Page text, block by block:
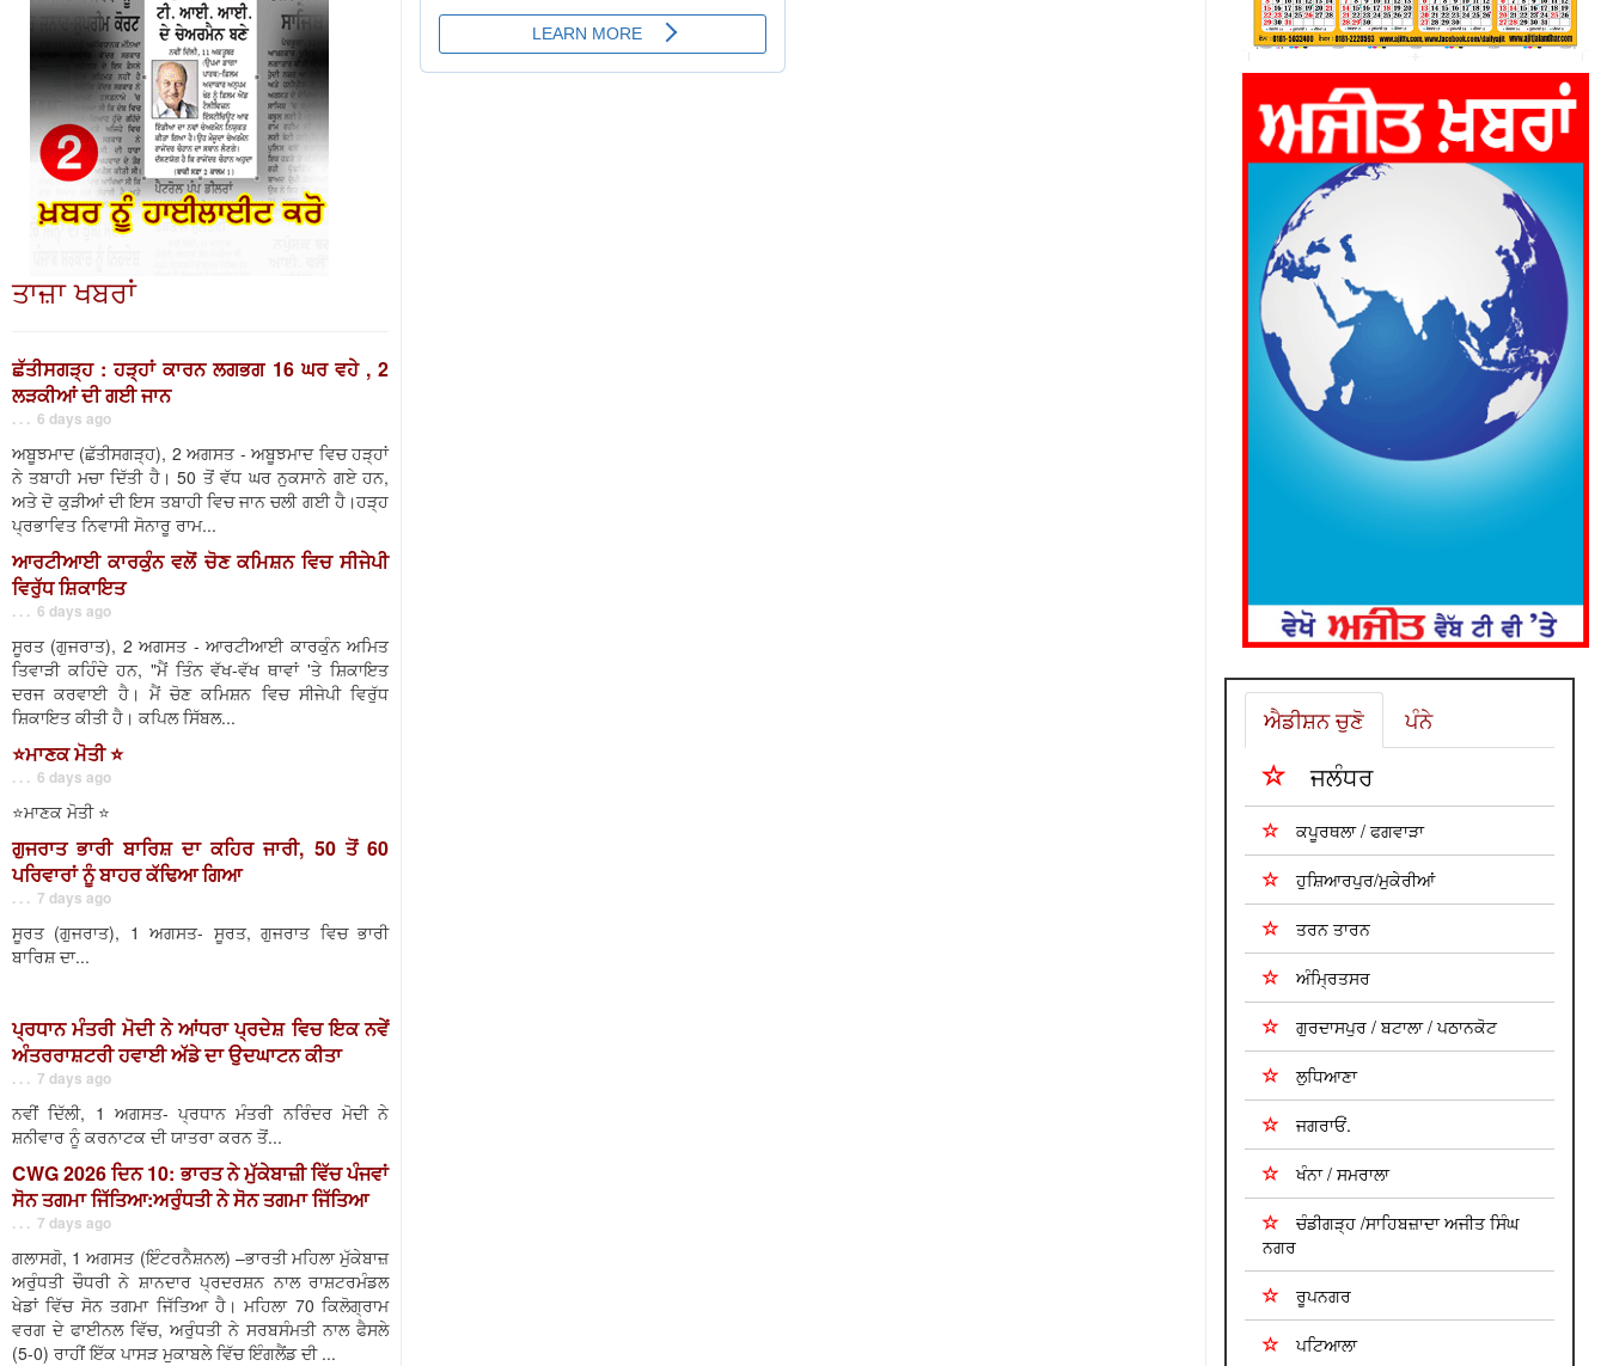
ਤਾਜ਼ਾ ਖਬਰਾਂ
ਛੱਤੀਸਗੜ੍ਹ : ਹੜ੍ਹਾਂ ਕਾਰਨ ਲਗਭਗ 16 ਘਰ ਵਹੇ , 2
ਲੜਕੀਆਂ ਦੀ ਗਈ ਜਾਨ
. . . 6 days ago
ਅਬੂਝਮਾਦ (ਛੱਤੀਸਗੜ੍ਹ), 2 ਅਗਸਤ - ਅਬੂਝਮਾਦ ਵਿਚ ਹੜ੍ਹਾਂ
ਨੇ ਤਬਾਹੀ ਮਚਾ ਦਿੱਤੀ ਹੈ। 50 ਤੋਂ ਵੱਧ ਘਰ ਨੁਕਸਾਨੇ ਗਏ ਹਨ,
ਅਤੇ ਦੋ ਕੁੜੀਆਂ ਦੀ ਇਸ ਤਬਾਹੀ ਵਿਚ ਜਾਨ ਚਲੀ ਗਈ ਹੈ।ਹੜ੍ਹ
ਪ੍ਰਭਾਵਿਤ ਨਿਵਾਸੀ ਸੋਨਾਰੂ ਰਾਮ...
ਆਰਟੀਆਈ ਕਾਰਕੁੰਨ ਵਲੋਂ ਚੋਣ ਕਮਿਸ਼ਨ ਵਿਚ ਸੀਜੇਪੀ
ਵਿਰੁੱਧ ਸ਼ਿਕਾਇਤ
. . . 6 days ago
ਸੂਰਤ (ਗੁਜਰਾਤ), 2 ਅਗਸਤ - ਆਰਟੀਆਈ ਕਾਰਕੁੰਨ ਅਮਿਤ
ਤਿਵਾੜੀ ਕਹਿੰਦੇ ਹਨ, "ਮੈਂ ਤਿੰਨ ਵੱਖ-ਵੱਖ ਥਾਵਾਂ 'ਤੇ ਸ਼ਿਕਾਇਤ
ਦਰਜ ਕਰਵਾਈ ਹੈ। ਮੈਂ ਚੋਣ ਕਮਿਸ਼ਨ ਵਿਚ ਸੀਜੇਪੀ ਵਿਰੁੱਧ
ਸ਼ਿਕਾਇਤ ਕੀਤੀ ਹੈ। ਕਪਿਲ ਸਿੱਬਲ...
⭐️ਮਾਣਕ ਮੋਤੀ ⭐️
. . . 6 days ago
⭐️ਮਾਣਕ ਮੋਤੀ ⭐️
ਗੁਜਰਾਤ ਭਾਰੀ ਬਾਰਿਸ਼ ਦਾ ਕਹਿਰ ਜਾਰੀ, 50 ਤੋਂ 60
ਪਰਿਵਾਰਾਂ ਨੂੰ ਬਾਹਰ ਕੱਢਿਆ ਗਿਆ
. . . 7 days ago
ਸੂਰਤ (ਗੁਜਰਾਤ), 1 ਅਗਸਤ- ਸੂਰਤ, ਗੁਜਰਾਤ ਵਿਚ ਭਾਰੀ
ਬਾਰਿਸ਼ ਦਾ...
ਪ੍ਰਧਾਨ ਮੰਤਰੀ ਮੋਦੀ ਨੇ ਆਂਧਰਾ ਪ੍ਰਦੇਸ਼ ਵਿਚ ਇਕ ਨਵੇਂ
ਅੰਤਰਰਾਸ਼ਟਰੀ ਹਵਾਈ ਅੱਡੇ ਦਾ ਉਦਘਾਟਨ ਕੀਤਾ
. . . 7 days ago
ਨਵੀਂ ਦਿੱਲੀ, 1 ਅਗਸਤ- ਪ੍ਰਧਾਨ ਮੰਤਰੀ ਨਰਿੰਦਰ ਮੋਦੀ ਨੇ
ਸ਼ਨੀਵਾਰ ਨੂੰ ਕਰਨਾਟਕ ਦੀ ਯਾਤਰਾ ਕਰਨ ਤੋਂ...
CWG 2026 ਦਿਨ 10: ਭਾਰਤ ਨੇ ਮੁੱਕੇਬਾਜ਼ੀ ਵਿੱਚ ਪੰਜਵਾਂ
ਸੋਨ ਤਗਮਾ ਜਿੱਤਿਆ:ਅਰੁੰਧਤੀ ਨੇ ਸੋਨ ਤਗਮਾ ਜਿੱਤਿਆ
. . . 7 days ago
ਗਲਾਸਗੋ, 1 ਅਗਸਤ (ਇੰਟਰਨੈਸ਼ਨਲ) –ਭਾਰਤੀ ਮਹਿਲਾ ਮੁੱਕੇਬਾਜ਼
ਅਰੁੰਧਤੀ ਚੌਧਰੀ ਨੇ ਸ਼ਾਨਦਾਰ ਪ੍ਰਦਰਸ਼ਨ ਨਾਲ ਰਾਸ਼ਟਰਮੰਡਲ
ਖੇਡਾਂ ਵਿੱਚ ਸੋਨ ਤਗਮਾ ਜਿੱਤਿਆ ਹੈ। ਮਹਿਲਾ 70 ਕਿਲੋਗ੍ਰਾਮ
ਵਰਗ ਦੇ ਫਾਈਨਲ ਵਿੱਚ, ਅਰੁੰਧਤੀ ਨੇ ਸਰਬਸੰਮਤੀ ਨਾਲ ਫੈਸਲੇ
(5-0) ਰਾਹੀਂ ਇੱਕ ਪਾਸੜ ਮੁਕਾਬਲੇ ਵਿੱਚ ਇੰਗਲੈਂਡ ਦੀ ...
ਐਡੀਸ਼ਨ ਚੁਣੋ ਪੰਨੇ
ਜਲੰਧਰ
ਕਪੂਰਥਲਾ / ਫਗਵਾੜਾ
ਹੁਸ਼ਿਆਰਪੁਰ/ਮੁਕੇਰੀਆਂ
ਤਰਨ ਤਾਰਨ
ਅੰਮ੍ਰਿਤਸਰ
ਗੁਰਦਾਸਪੁਰ / ਬਟਾਲਾ / ਪਠਾਨਕੋਟ
ਲੁਧਿਆਣਾ
ਜਗਰਾਓਂ.
ਖੰਨਾ / ਸਮਰਾਲਾ
ਚੰਡੀਗੜ੍ਹ /ਸਾਹਿਬਜ਼ਾਦਾ ਅਜੀਤ ਸਿੰਘ
ਨਗਰ
ਰੂਪਨਗਰ
ਪਟਿਆਲਾ